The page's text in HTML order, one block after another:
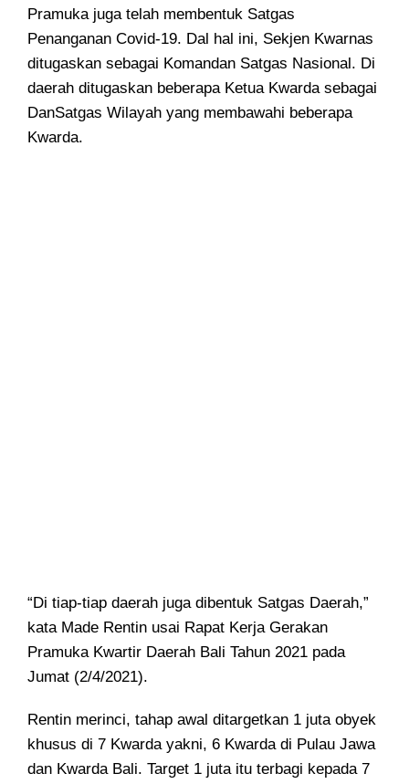
Pramuka juga telah membentuk Satgas
Penanganan Covid-19. Dal hal ini, Sekjen Kwarnas
ditugaskan sebagai Komandan Satgas Nasional. Di
daerah ditugaskan beberapa Ketua Kwarda sebagai
DanSatgas Wilayah yang membawahi beberapa
Kwarda.
“Di tiap-tiap daerah juga dibentuk Satgas Daerah,”
kata Made Rentin usai Rapat Kerja Gerakan
Pramuka Kwartir Daerah Bali Tahun 2021 pada
Jumat (2/4/2021).
Rentin merinci, tahap awal ditargetkan 1 juta obyek
khusus di 7 Kwarda yakni, 6 Kwarda di Pulau Jawa
dan Kwarda Bali. Target 1 juta itu terbagi kepada 7